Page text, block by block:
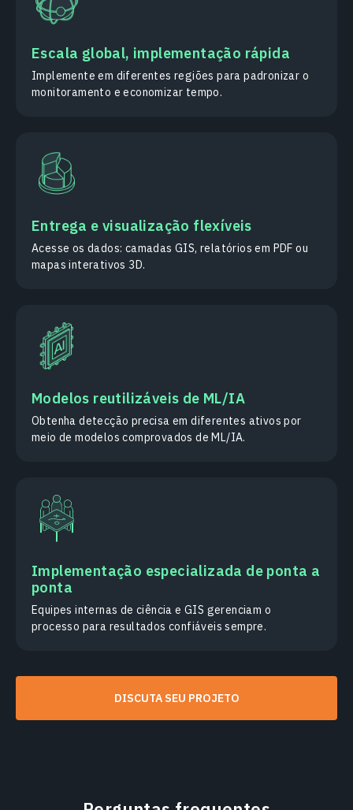
Escala global, implementação rápida
Implemente em diferentes regiões para padronizar o
monitoramento e economizar tempo.
Entrega e visualização flexíveis
Acesse os dados: camadas GIS, relatórios em PDF ou
mapas interativos 3D.
Modelos reutilizáveis de ML/IA
Obtenha detecção precisa em diferentes ativos por
meio de modelos comprovados de ML/IA.
Implementação especializada de ponta a
ponta
Equipes internas de ciência e GIS gerenciam o
processo para resultados confiáveis sempre.
DISCUTA SEU PROJETO